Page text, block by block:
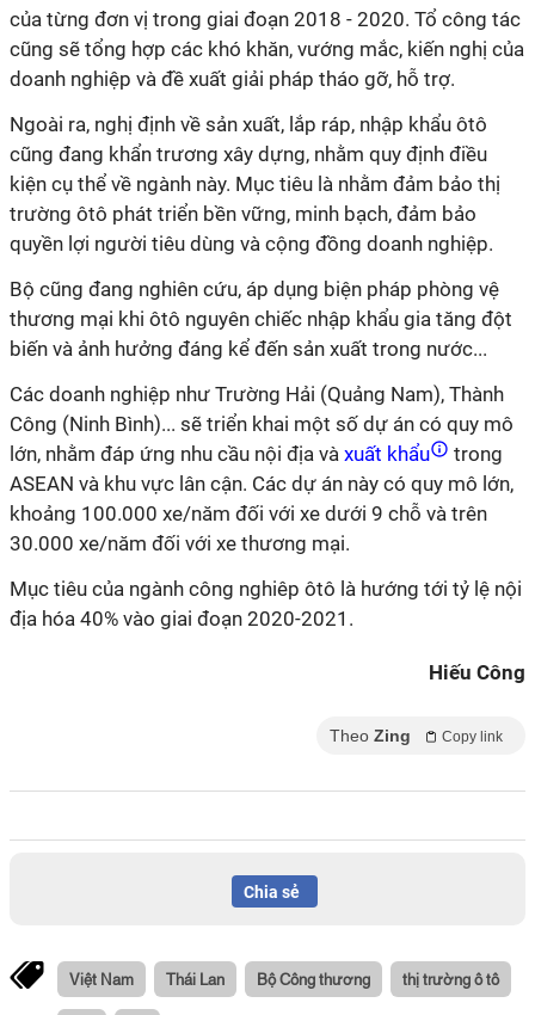
của từng đơn vị trong giai đoạn 2018 - 2020. Tổ công tác
cũng sẽ tổng hợp các khó khăn, vướng mắc, kiến nghị của
doanh nghiệp và đề xuất giải pháp tháo gỡ, hỗ trợ.
Ngoài ra, nghị định về sản xuất, lắp ráp, nhập khẩu ôtô
cũng đang khẩn trương xây dựng, nhằm quy định điều
kiện cụ thể về ngành này. Mục tiêu là nhằm đảm bảo thị
trường ôtô phát triển bền vững, minh bạch, đảm bảo
quyền lợi người tiêu dùng và cộng đồng doanh nghiệp.
Bộ cũng đang nghiên cứu, áp dụng biện pháp phòng vệ
thương mại khi ôtô nguyên chiếc nhập khẩu gia tăng đột
biến và ảnh hưởng đáng kể đến sản xuất trong nước...
Các doanh nghiệp như Trường Hải (Quảng Nam), Thành
Công (Ninh Bình)... sẽ triển khai một số dự án có quy mô
lớn, nhằm đáp ứng nhu cầu nội địa và xuất khẩu
trong
ASEAN và khu vực lân cận. Các dự án này có quy mô lớn,
khoảng 100.000 xe/năm đối với xe dưới 9 chỗ và trên
30.000 xe/năm đối với xe thương mại.
Mục tiêu của ngành công nghiêp ôtô là hướng tới tỷ lệ nội
địa hóa 40% vào giai đoạn 2020-2021.
Hiếu Công
Theo Zing Copy link
Chia sẻ
Việt Nam Thái Lan Bộ Công thương thị trường ô tô